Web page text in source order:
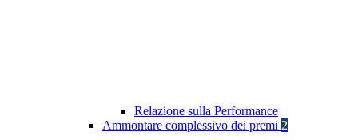
Relazione sulla Performance
Ammontare complessivo dei premi 2